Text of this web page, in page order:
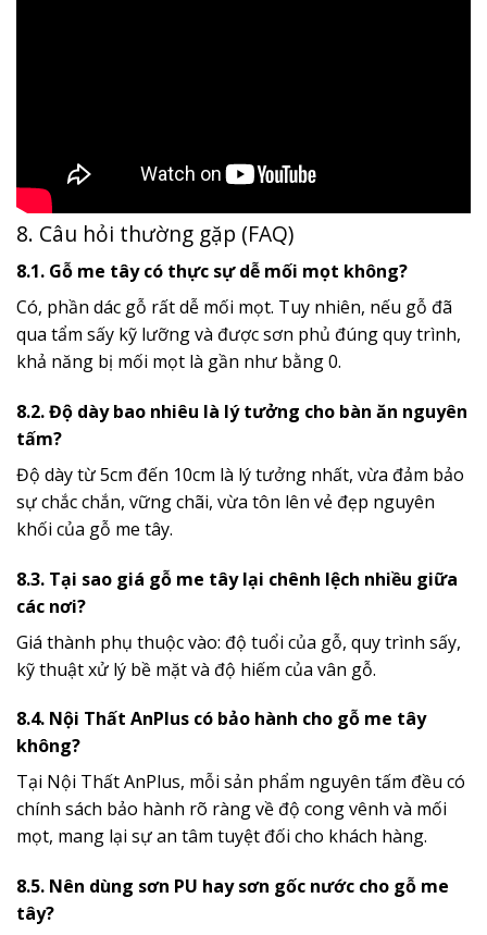
8. Câu hỏi thường gặp (FAQ)
8.1. Gỗ me tây có thực sự dễ mối mọt không?
Có, phần dác gỗ rất dễ mối mọt. Tuy nhiên, nếu gỗ đã
qua tẩm sấy kỹ lưỡng và được sơn phủ đúng quy trình,
khả năng bị mối mọt là gần như bằng 0.
8.2. Độ dày bao nhiêu là lý tưởng cho bàn ăn nguyên
tấm?
Độ dày từ 5cm đến 10cm là lý tưởng nhất, vừa đảm bảo
sự chắc chắn, vững chãi, vừa tôn lên vẻ đẹp nguyên
khối của gỗ me tây.
8.3. Tại sao giá gỗ me tây lại chênh lệch nhiều giữa
các nơi?
Giá thành phụ thuộc vào: độ tuổi của gỗ, quy trình sấy,
kỹ thuật xử lý bề mặt và độ hiếm của vân gỗ.
8.4. Nội Thất AnPlus có bảo hành cho gỗ me tây
không?
Tại Nội Thất AnPlus, mỗi sản phẩm nguyên tấm đều có
chính sách bảo hành rõ ràng về độ cong vênh và mối
mọt, mang lại sự an tâm tuyệt đối cho khách hàng.
8.5. Nên dùng sơn PU hay sơn gốc nước cho gỗ me
tây?